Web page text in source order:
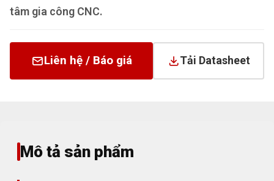
tâm gia công CNC.
Liên hệ / Báo giá Tải Datasheet
Mô tả sản phẩm